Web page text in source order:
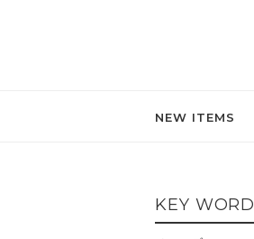
NEW ITEMS
KEY WORD